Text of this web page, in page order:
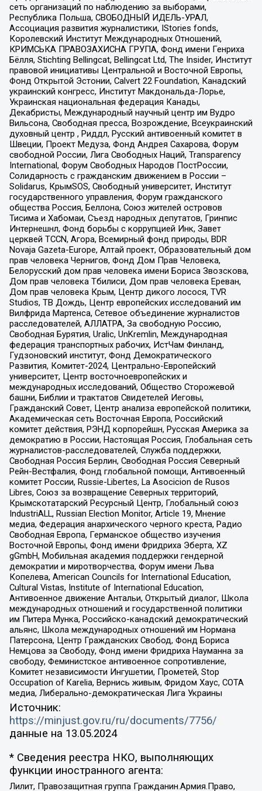
сеть организаций по наблюдению за выборами,
Республика Польша, СВОБОДНЫЙ ИДЕЛЬ-УРАЛ,
Ассоциация развития журналистики, IStories fonds,
Королевский Институт Международных Отношений,
КРИМСЬКА ПРАВОЗАХИСНА ГРУПА, Фонд имени Генриха
Бёлля, Stichting Bellingcat, Bellingcat Ltd, The Insider, Институт
правовой инициативы Центральной и Восточной Европы,
Фонд Открытой Эстонии, Calvert 22 Foundation, Канадский
украинский конгресс, Институт Макдональда-Лорье,
Украинская национальная федерация Канады,
Декабристы, Международный научный центр им Вудро
Вильсона, Свободная пресса, Возрождение, Всеукраинский
духовный центр , Риддл, Русский антивоенный комитет в
Швеции, Проект Медуза, Фонд Андрея Сахарова, Форум
свободной России, Лига Свободных Наций, Transparеncy
International, Форум Свободных Народов ПостРоссии,
Солидарность с гражданским движением в России –
Solidarus, КрымSOS, Свободный университет, Институт
государственного управления, Форум гражданского
общества Россия, Беллона, Союз жителей островов
Тисима и Хабомаи, Съезд народных депутатов, Гринпис
Интернешнл, Фонд борьбы с коррупцией Инк, Завет
церквей TCCN, Агора, Всемирный фонд природы, BDR
Novaja Gazeta-Europe, Алтай проект, Образовательный дом
прав человека Чернигов, Фонд Дом Прав Человека,
Белорусский дом прав человека имени Бориса Звозскова,
Дом прав человека Тбилиси, Дом прав человека Ереван,
Дом прав человека Крым, Центр дикого лосося, TVR
Studios, ТВ Дождь, Центр европейских исследований им
Вилфрида Мартенса, Сетевое объединение журналистов
расследователей, АЛЛАТРА, За свободную Россию,
Свободная Бурятия, Uralic, UnKremlin, Международная
федерация транспортных рабочих, ИстЧам Финланд,
Гудзоновский институт, Фонд Демократического
Развития, Комитет-2024, Центрально-Европейский
университет, Центр восточноевропейских и
международных исследований, Общество Сторожевой
башни, Библии и трактатов Свидетелей Иеговы,
Гражданский Совет, Центр анализа европейской политики,
Академическая сеть Восточная Европа, Российский
комитет действия, РЭНД корпорейшн, Русская Америка за
демократию в России, Настоящая Россия, Глобальная сеть
журналистов-расследователей, Служба поддержки,
Свободная Россия Берлин, Свободная Россия Северный
Рейн-Вестфалия, Фонд глобальной помощи, Антивоенный
комитет России, Russie-Libertes, La Asocicion de Rusos
Libres, Союз за возвращение Северных территорий,
Крымскотатарский Ресурсный Центр, Глобальный союз
IndustriALL, Russian Election Monitor, Article 19, Мнение
медиа, Федерация анархического черного креста, Радио
Свободная Европа, Германское общество изучения
Восточной Европы, Фонд имени Фридриха Эберта, XZ
gGmbH, Мобильная академия поддержки гендерной
демократии и миротворчества, Форум имени Льва
Копелева, American Councils for International Education,
Cultural Vistas, Institute of International Education,
Антивоенное движение Антальи, Открытый диалог, Школа
международных отношений и государственной политики
им Питера Мунка, Российско-канадский демократический
альянс, Школа международных отношений им Нормана
Патерсона, Центр Гражданских Свобод, Фонд Бориса
Немцова за Свободу, Фонд имени Фридриха Науманна за
свободу, Феминистское антивоенное сопротивление,
Комитет независимости Ингушетии, Прометей, Stop
Occupation of Karelia, Вернись живым, Фридом Хаус, СОТА
медиа, Либерально-демократическая Лига Украины
Источник:
https://minjust.gov.ru/ru/documents/7756/
данные на 13.05.2024
* Сведения реестра НКО, выполняющих
функции иностранного агента:
Лилит, Правозащитная группа Гражданин.Армия.Право,